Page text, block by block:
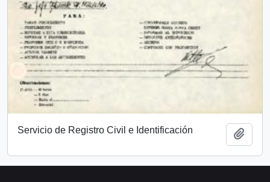
Servicio de Registro Civil e Identificación